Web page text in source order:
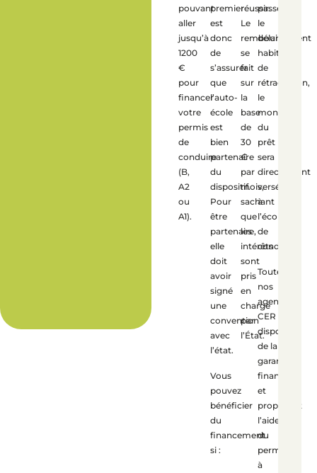
pouvant
aller
jusqu’à
1200
€
pour
financer
votre
permis
de
conduire
(B,
A2
ou
A1).
premier
est
donc
de
s’assurer
que
l’auto-
école
est
bien
partenaire
du
dispositif.
Pour
être
partenaire,
elle
doit
avoir
signé
une
convention
avec
l’état.
Vous
pouvez
bénéficier
du
financement
si :
réussir.
Le
remboursement
se
fait
sur
la
base
de
30
€
par
mois,
sachant
que
les
intérêts
sont
pris
en
charge
par
l’État.
passé
le
délai
habituel
de
rétractation,
le
montant
du
prêt
sera
directement
versé
à
l’école
de
conduite.
Toutes
nos
agences
CER
disposent
de la
garantie
financière
et
proposent
l’aide
du
permis
à